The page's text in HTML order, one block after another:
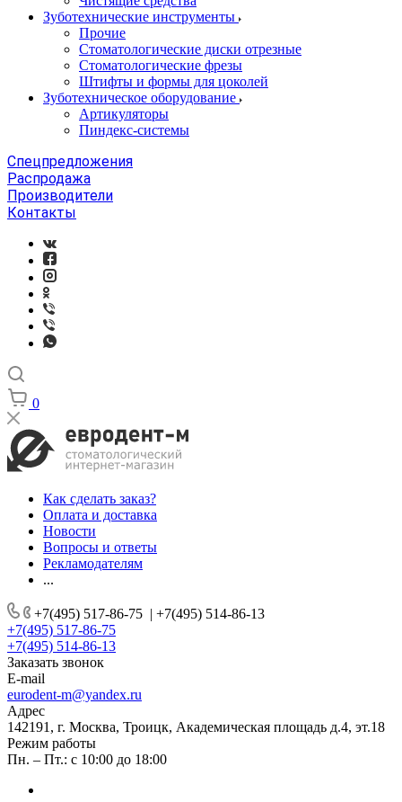
Зуботехнические инструменты
Прочие
Стоматологические диски отрезные
Стоматологические фрезы
Штифты и формы для цоколей
Зуботехническое оборудование
Артикуляторы
Пиндекс-системы
Спецпредложения
Распродажа
Производители
Контакты
0
Как сделать заказ?
Оплата и доставка
Новости
Вопросы и ответы
Рекламодателям
...
+7(495) 517-86-75 | +7(495) 514-86-13
+7(495) 517-86-75
+7(495) 514-86-13
Заказать звонок
E-mail
eurodent-m@yandex.ru
Адрес
142191, г. Москва, Троицк, Академическая площадь д.4, эт.18
Режим работы
Пн. – Пт.: с 10:00 до 18:00